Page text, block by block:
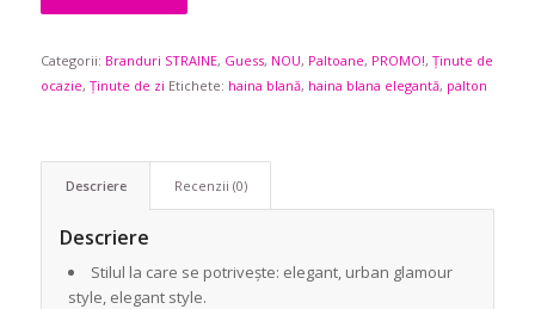
2.399,90 lei.
Categorii: Branduri STRAINE, Guess, NOU, Paltoane, PROMO!, Ținute de
ocazie, Ținute de zi Etichete: haina blană, haina blana elegantă, palton
Descriere Recenzii (0)
Descriere
Stilul la care se potrivește: elegant, urban glamour
style, elegant style.